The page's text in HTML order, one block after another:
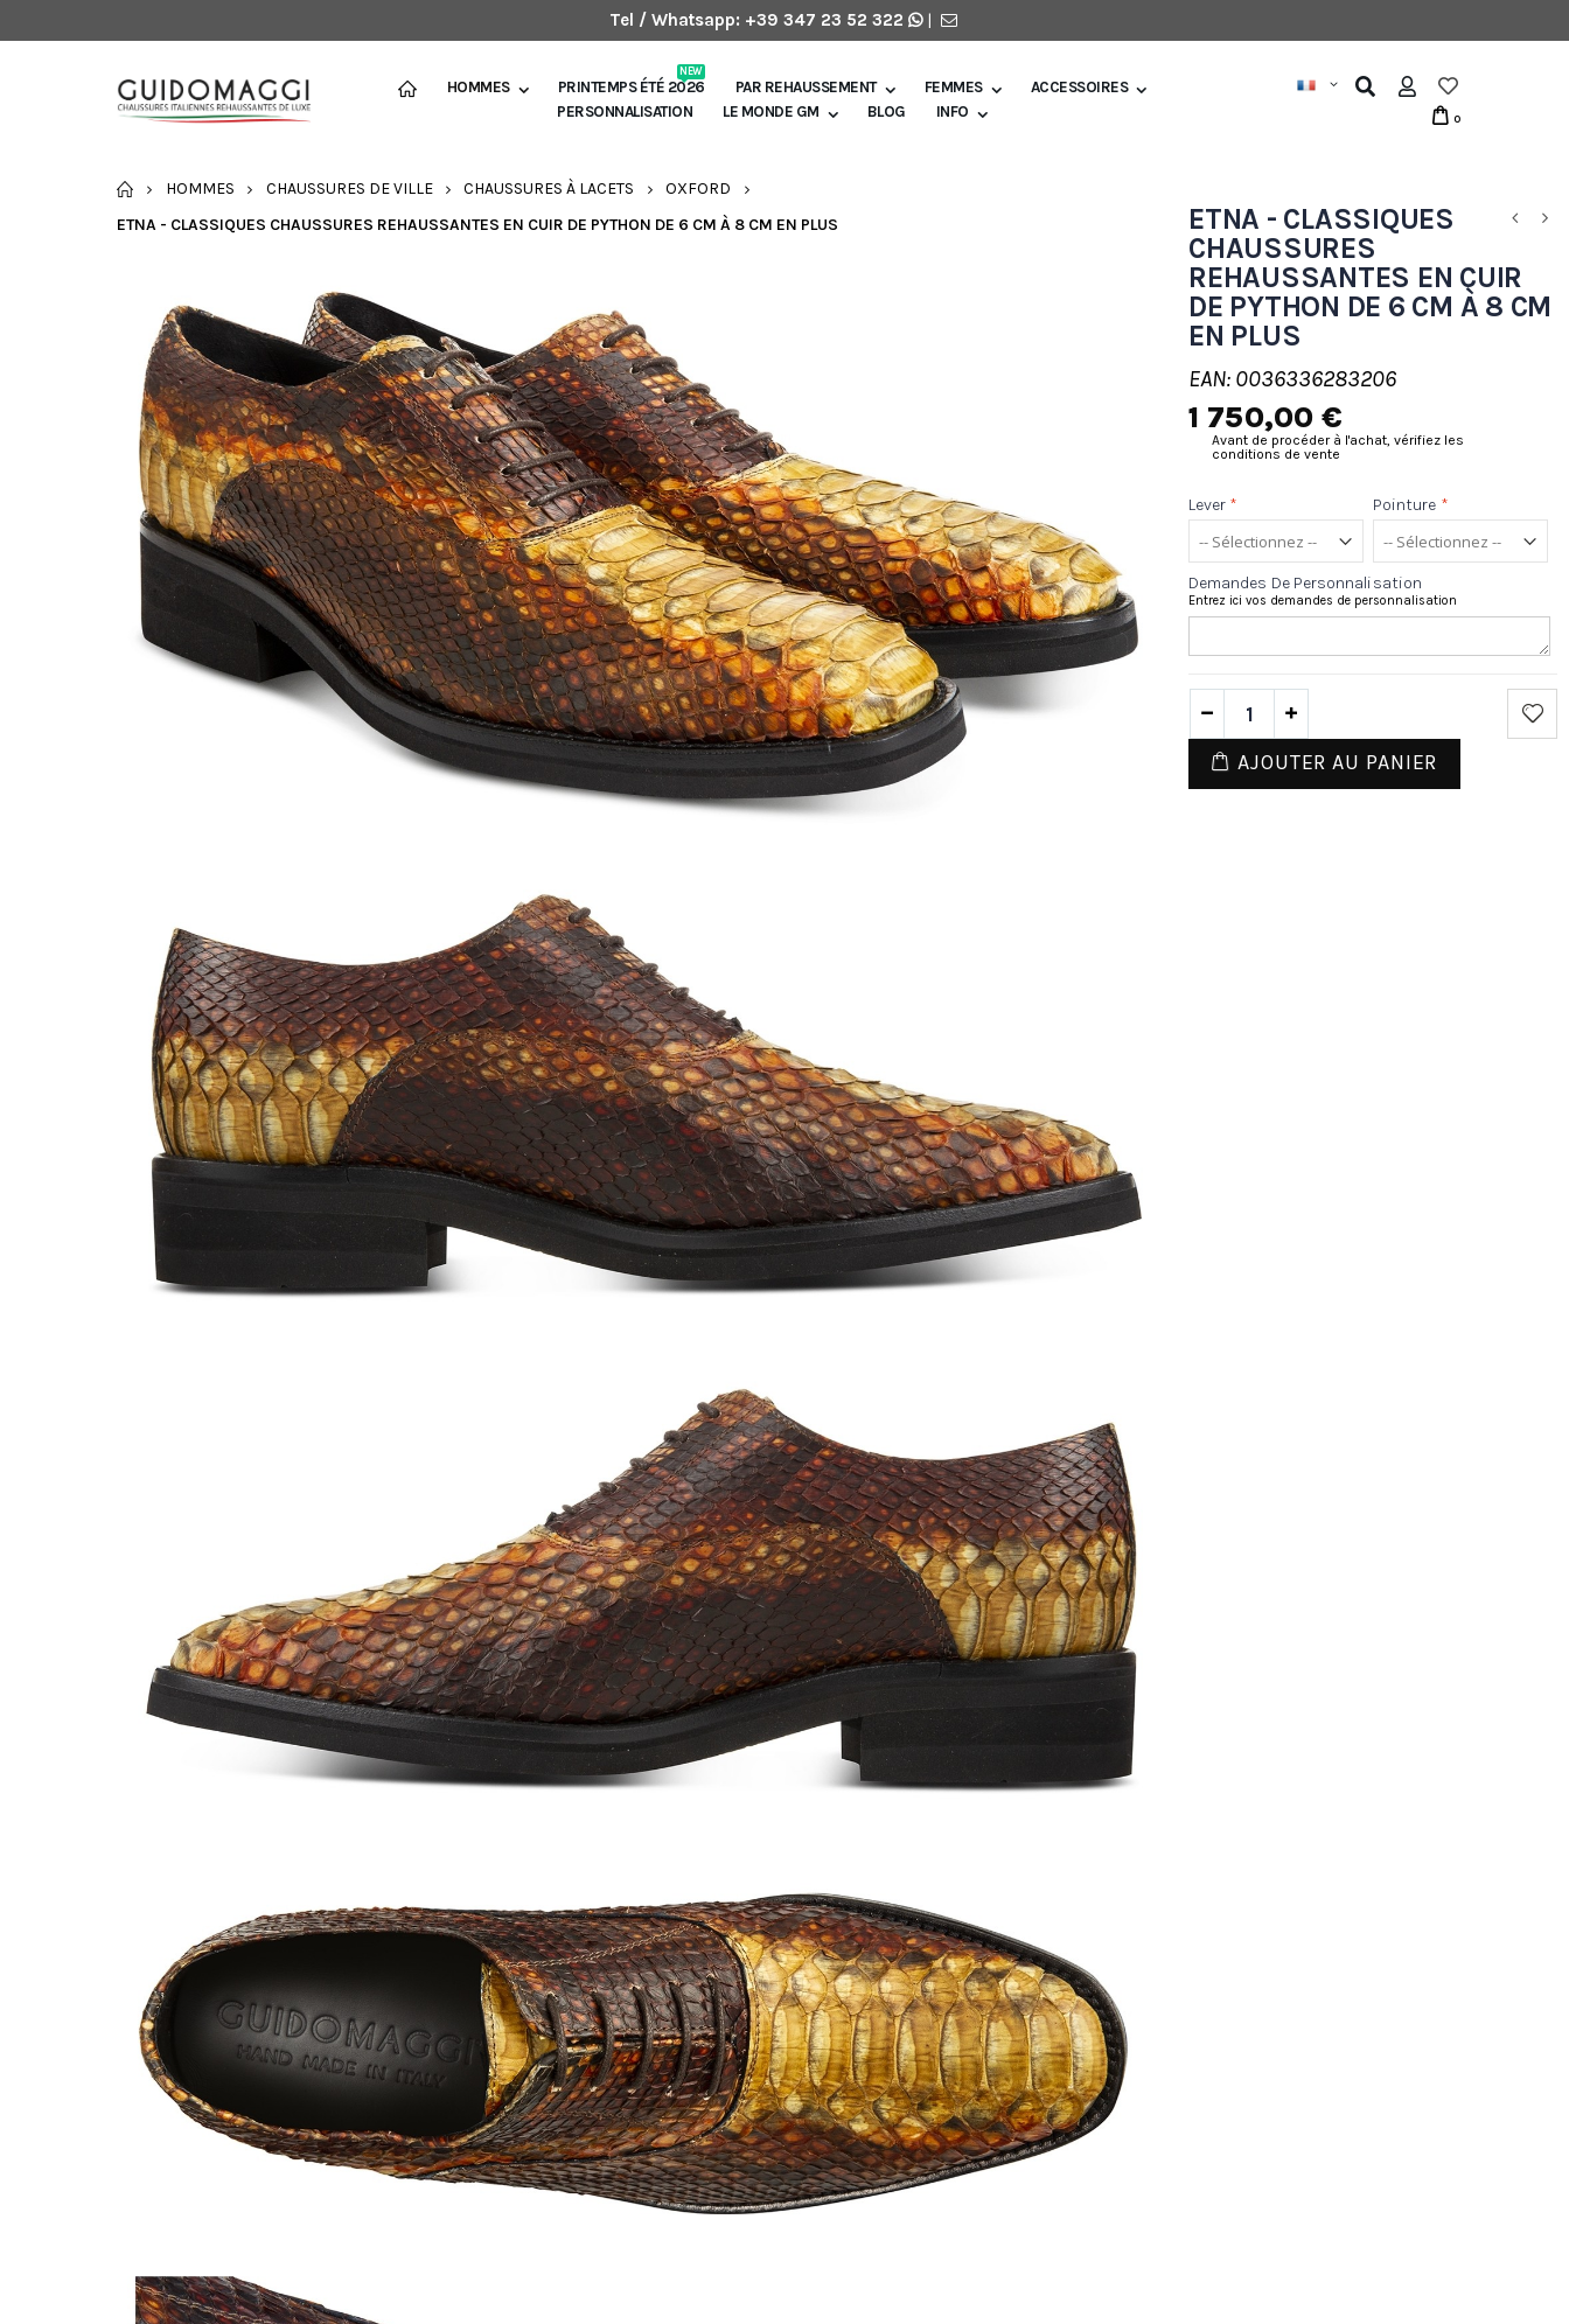
Tel / Whatsapp: +39 347 23 52 322 |
HOMMES PRINTEMPS ÉTÉ 2026
NEW
PAR REHAUSSEMENT FEMMES
ACCESSOIRES
PERSONNALISATION
LE MONDE GM BLOG INFO 0
ACCUEIL
HOMMES CHAUSSURES DE VILLE CHAUSSURES À LACETS
OXFORD
ETNA - CLASSIQUES CHAUSSURES REHAUSSANTES EN CUIR DE PYTHON DE 6 CM À 8 CM EN PLUS
ETNA - CLASSIQUES
CHAUSSURES
REHAUSSANTES EN CUIR
DE PYTHON DE 6 CM À 8 CM
EN PLUS
EAN: 0036336283206
1 750,00 €
Avant de procéder à l'achat, vérifiez les
conditions de vente
Lever * Pointure *
Demandes De Personnalisation
Entrez ici vos demandes de personnalisation
AJOUTER AU PANIER